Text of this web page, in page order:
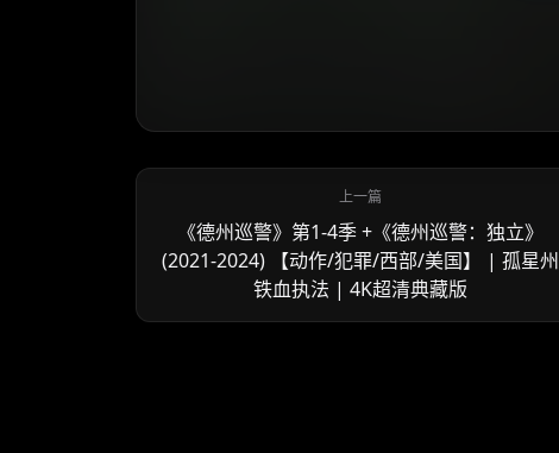
《德州巡警》第1-4季 +《德州巡警：独立》
(2021-2024) 【动作/犯罪/西部/美国】 | 孤星州
铁血执法 | 4K超清典藏版